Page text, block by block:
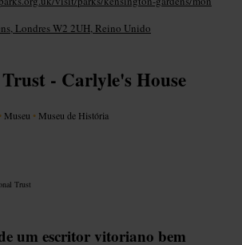
Londres W2 2UH, Reino Unido
- Carlyle's House
• Museu • Museu de História
Trust
um escritor vitoriano bem